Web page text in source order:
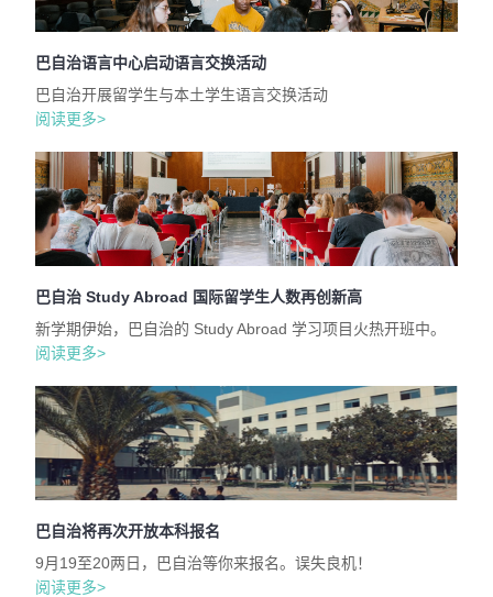
巴自治语言中心启动语言交换活动
巴自治开展留学生与本土学生语言交换活动
阅读更多>
巴自治 Study Abroad 国际留学生人数再创新高
新学期伊始，巴自治的 Study Abroad 学习项目火热开班中。
阅读更多>
巴自治将再次开放本科报名
9月19至20两日，巴自治等你来报名。误失良机！
阅读更多>